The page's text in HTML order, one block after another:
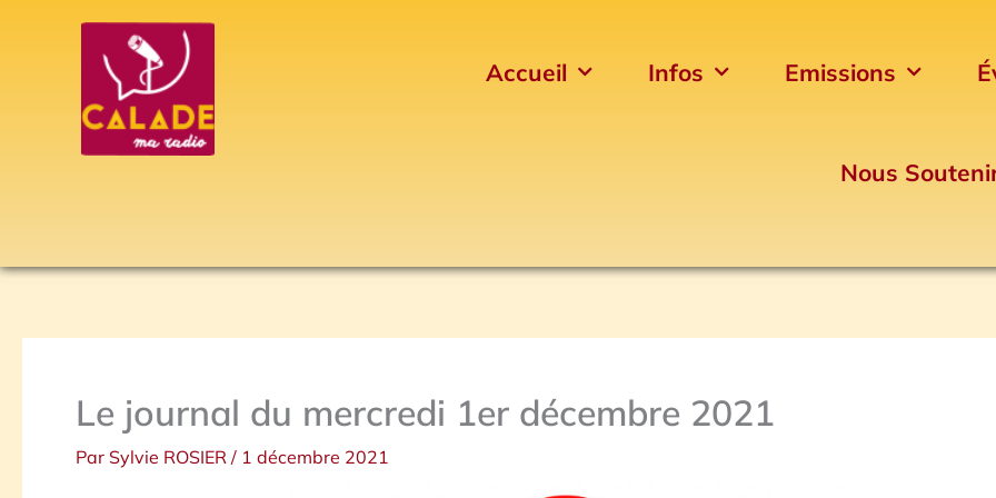
Accueil Infos Emissions
Nous
Le journal du mercredi 1er décembre 2021
Par Sylvie ROSIER / 1 décembre 2021